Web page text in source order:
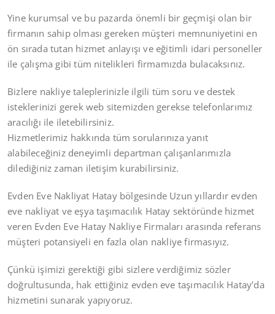
Yine kurumsal ve bu pazarda önemli bir geçmişi olan bir
firmanın sahip olması gereken müşteri memnuniyetini en
ön sırada tutan hizmet anlayışı ve eğitimli idari personeller
ile çalışma gibi tüm nitelikleri firmamızda bulacaksınız.
Bizlere nakliye taleplerinizle ilgili tüm soru ve destek
isteklerinizi gerek web sitemizden gerekse telefonlarımız
aracılığı ile iletebilirsiniz.
Hizmetlerimiz hakkında tüm sorularınıza yanıt
alabileceğiniz deneyimli departman çalışanlarımızla
dilediğiniz zaman iletişim kurabilirsiniz.
Evden Eve Nakliyat Hatay bölgesinde Uzun yıllardır evden
eve nakliyat ve eşya taşımacılık Hatay sektöründe hizmet
veren Evden Eve Hatay Nakliye Firmaları arasında referans
müşteri potansiyeli en fazla olan nakliye firmasıyız.
Çünkü işimizi gerektiği gibi sizlere verdiğimiz sözler
doğrultusunda, hak ettiğiniz evden eve taşımacılık Hatay’da
hizmetini sunarak yapıyoruz.